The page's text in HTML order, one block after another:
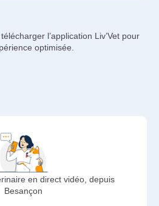
l’application Liv’Vet pour
optimisée.
en direct vidéo, depuis
Besançon